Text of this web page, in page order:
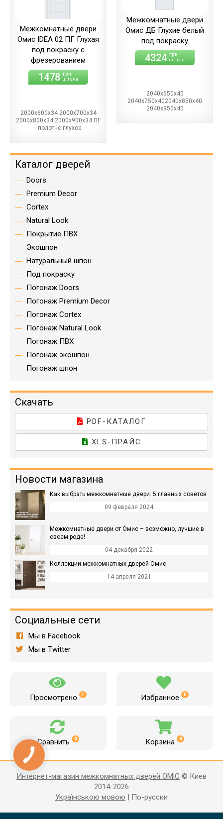
Межкомнатные двери
Омис IDEA 02 ПГ Глухая
под покраску с
фрезерованием
1478 грн
штука
2000х600х34 2000х700х34
2000х800х34 2000х900х34 ПГ
- полотно глухое
Межкомнатные двери
Омис ДБ Глухие белый
под покраску
4324 грн
штука
2040х650х40
2040х750х402040х850х40
2040х950х40
Каталог дверей
Doors
Premium Decor
Cortex
Natural Look
Покрытие ПВХ
Экошпон
Натуральный шпон
Под покраску
Погонаж Doors
Погонаж Premium Decor
Погонаж Cortex
Погонаж Natural Look
Погонаж ПВХ
Погонаж экошпон
Погонаж шпон
Скачать
PDF-КАТАЛОГ
XLS-ПРАЙС
Новости магазина
Как выбрать межкомнатные двери: 5 главных советов
09 февраля 2024
Межкомнатные двери от Омис – возможно, лучшие в
своем роде!
04 декабря 2022
Коллекции межкомнатных дверей Омис
14 апреля 2021
Социальные сети
Мы в Facebook
Мы в Twitter
Просмотрено 1 Избранное 0
Сравнить 0 Корзина 0
Интернет-магазин межкомнатных дверей OMiC © Киев
2014-2026
Українською мовою | По-русски